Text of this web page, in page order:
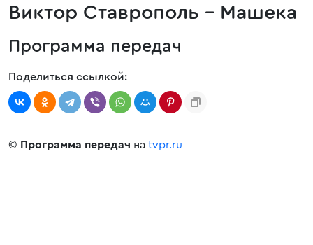
Виктор Ставрополь - Машека
Программа передач
Поделиться ссылкой:
© Программа передач на tvpr.ru